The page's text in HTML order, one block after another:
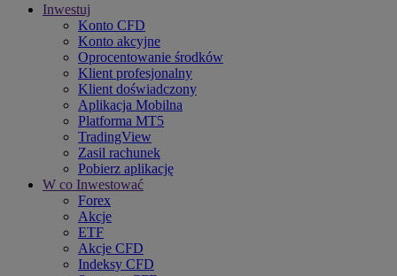
Inwestuj
Konto CFD
Konto akcyjne
Oprocentowanie środków
Klient profesjonalny
Klient doświadczony
Aplikacja Mobilna
Platforma MT5
TradingView
Zasil rachunek
Pobierz aplikację
W co Inwestować
Forex
Akcje
ETF
Akcje CFD
Indeksy CFD